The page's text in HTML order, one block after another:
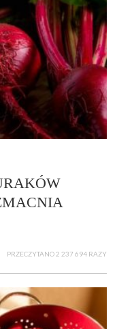
PRZECZYTANO 2 237 694 RAZY